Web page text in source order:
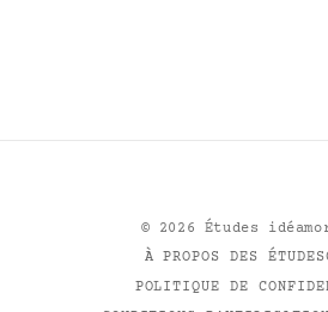
© 2026 Études
À PROPOS DES ÉTUDES
POLITIQUE DE